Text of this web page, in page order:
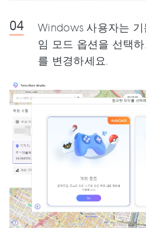
Windows 사용자는
임 모드 옵션을 선택
를 변경하세요.